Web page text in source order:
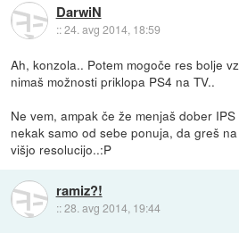
DarwiN
::24. avg 2014, 18:59
Ah, konzola.. Potem mogoče res bolje
nimaš možnosti priklopa PS4 na TV..
Ne vem, ampak če že menjaš dober
nekak samo od sebe ponuja, da greš
višjo resolucijo..:P
ramiz?!
::28. avg 2014, 19:44